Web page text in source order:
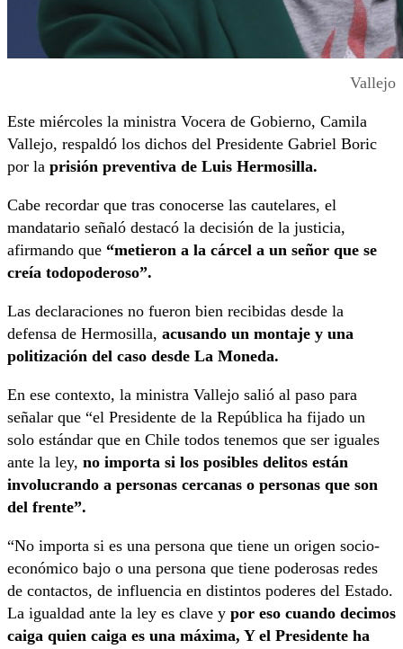
Vallejo
Este miércoles la ministra Vocera de Gobierno, Camila
Vallejo, respaldó los dichos del Presidente Gabriel Boric
por la prisión preventiva de Luis Hermosilla.
Cabe recordar que tras conocerse las cautelares, el
mandatario señaló destacó la decisión de la justicia,
afirmando que “metieron a la cárcel a un señor que se
creía todopoderoso”.
Las declaraciones no fueron bien recibidas desde la
defensa de Hermosilla, acusando un montaje y una
politización del caso desde La Moneda.
En ese contexto, la ministra Vallejo salió al paso para
señalar que “el Presidente de la República ha fijado un
solo estándar que en Chile todos tenemos que ser iguales
ante la ley, no importa si los posibles delitos están
involucrando a personas cercanas o personas que son
del frente”.
“No importa si es una persona que tiene un origen socio-
económico bajo o una persona que tiene poderosas redes
de contactos, de influencia en distintos poderes del Estado.
La igualdad ante la ley es clave y por eso cuando decimos
caiga quien caiga es una máxima, Y el Presidente ha